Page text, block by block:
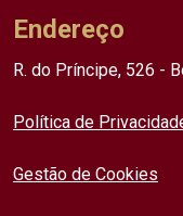
Endereço
R. do Príncipe, 526 -
Política de
Gestão de Cookies